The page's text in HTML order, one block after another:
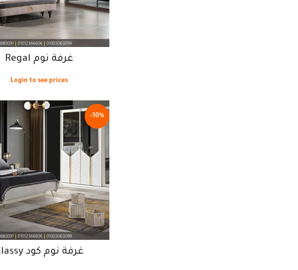
غرفة نوم Regal
Login to see prices
-10%
غرفة نوم كود Classy